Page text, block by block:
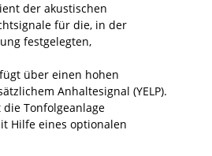
der akustischen
für die, in der
festgelegten,
über einen hohen
Anhaltesignal (YELP).
Tonfolgeanlage
Hilfe eines optionalen